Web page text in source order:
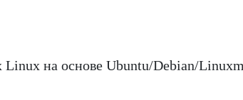
Linux на основе Ubuntu/Debian/